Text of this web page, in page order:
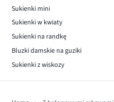
Sukienki mini
Sukienki w kwiaty
Sukienki na randkę
Bluzki damskie na guziki
Sukienki z wiskozy